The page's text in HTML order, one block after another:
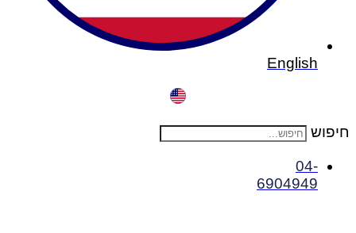
English
חיפוש
04-
6904949